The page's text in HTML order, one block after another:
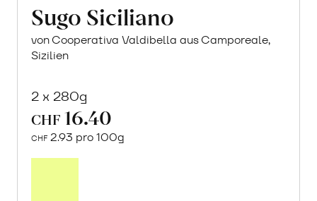
Sugo Siciliano
von Cooperativa Valdibella aus Camporeale,
Sizilien
2 x 280g
CHF 16.40
CHF 2.93 pro 100g